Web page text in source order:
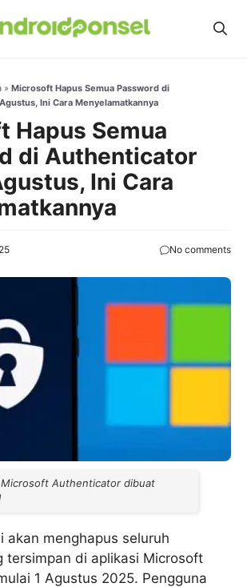
» Microsoft Hapus Semua Password di
Ini Cara Menyelamatkannya
Hapus Semua
di Authenticator
Ini Cara
No comments
Microsoft Authenticator dibuat
akan menghapus seluruh
tersimpan di aplikasi Microsoft
1 Agustus 2025. Pengguna